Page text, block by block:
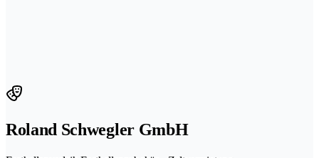
Roland Schwegler GmbH